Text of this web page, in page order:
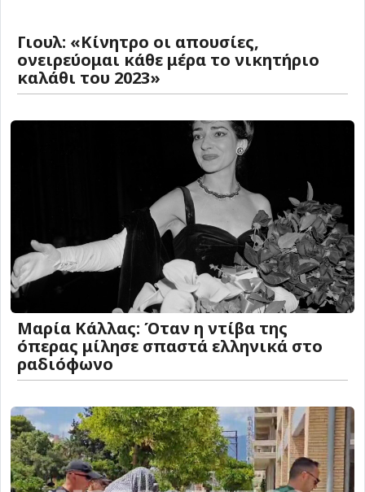
Γιουλ: «Κίνητρο οι απουσίες,
ονειρεύομαι κάθε μέρα το νικητήριο
καλάθι του 2023»
Μαρία Κάλλας: Όταν η ντίβα της
όπερας μίλησε σπαστά ελληνικά στο
ραδιόφωνο